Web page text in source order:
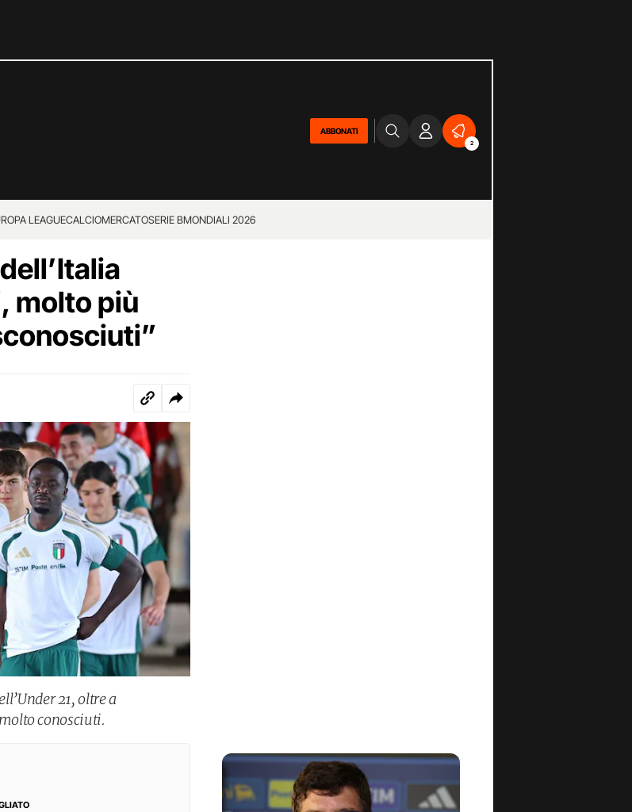
ABBONATI
2
LEAGUECALCIOMERCATOSERIE BMONDIALI 2026
molto più
21, oltre a
conosciuti.